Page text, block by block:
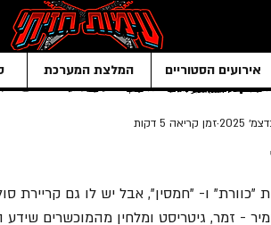
אירועים הסטוריים המלצת המערכת
זמן קריאה 5 דקות
ו- "חמסין", אבל יש לו גם קריירת
- זמר, גיטריסט ומלחין מהמוכשרים שידע